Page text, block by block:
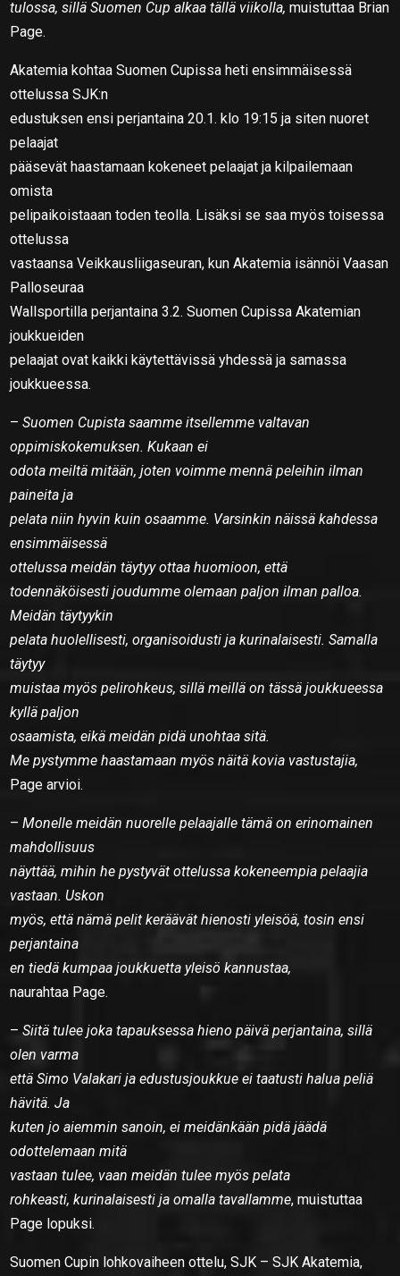
tulossa, sillä Suomen Cup alkaa tällä viikolla, muistuttaa Brian
Page.
Akatemia kohtaa Suomen Cupissa heti ensimmäisessä
ottelussa SJK:n
edustuksen ensi perjantaina 20.1. klo 19:15 ja siten nuoret
pelaajat
pääsevät haastamaan kokeneet pelaajat ja kilpailemaan
omista
pelipaikoistaaan toden teolla. Lisäksi se saa myös toisessa
ottelussa
vastaansa Veikkausliigaseuran, kun Akatemia isännöi Vaasan
Palloseuraa
Wallsportilla perjantaina 3.2. Suomen Cupissa Akatemian
joukkueiden
pelaajat ovat kaikki käytettävissä yhdessä ja samassa
joukkueessa.
–Suomen Cupista saamme itsellemme valtavan
oppimiskokemuksen. Kukaan ei
odota meiltä mitään, joten voimme mennä peleihin ilman
paineita ja
pelata niin hyvin kuin osaamme. Varsinkin näissä kahdessa
ensimmäisessä
ottelussa meidän täytyy ottaa huomioon, että
todennäköisesti joudumme olemaan paljon ilman palloa.
Meidän täytyykin
pelata huolellisesti, organisoidusti ja kurinalaisesti. Samalla
täytyy
muistaa myös pelirohkeus, sillä meillä on tässä joukkueessa
kyllä paljon
osaamista, eikä meidän pidä unohtaa sitä.
Me pystymme haastamaan myös näitä kovia vastustajia,
Page arvioi.
–Monelle meidän nuorelle pelaajalle tämä on erinomainen
mahdollisuus
näyttää, mihin he pystyvät ottelussa kokeneempia pelaajia
vastaan. Uskon
myös, että nämä pelit keräävät hienosti yleisöä, tosin ensi
perjantaina
en tiedä kumpaa joukkuetta yleisö kannustaa,
naurahtaa Page.
–Siitä tulee joka tapauksessa hieno päivä perjantaina, sillä
olen varma
että Simo Valakari ja edustusjoukkue ei taatusti halua peliä
hävitä. Ja
kuten jo aiemmin sanoin, ei meidänkään pidä jäädä
odottelemaan mitä
vastaan tulee, vaan meidän tulee myös pelata
rohkeasti, kurinalaisesti ja omalla tavallamme, muistuttaa
Page lopuksi.
Suomen Cupin lohkovaiheen ottelu, SJK – SJK Akatemia,